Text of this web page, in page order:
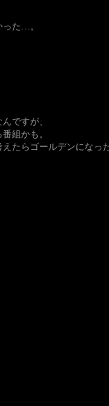
た…。
ですが、
組かも。
たらゴールデンになっ